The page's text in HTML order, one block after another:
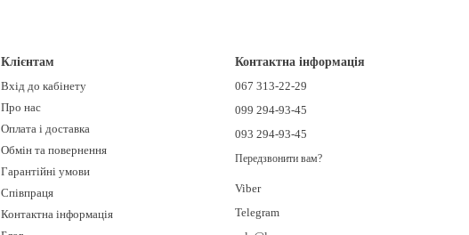
Клієнтам
Вхід до кабінету
Про нас
Оплата і доставка
Обмін та повернення
Гарантійні умови
Співпраця
Контактна інформація
Контактна інформація
067 313-22-29
099 294-93-45
093 294-93-45
Передзвонити вам?
Viber
Telegram